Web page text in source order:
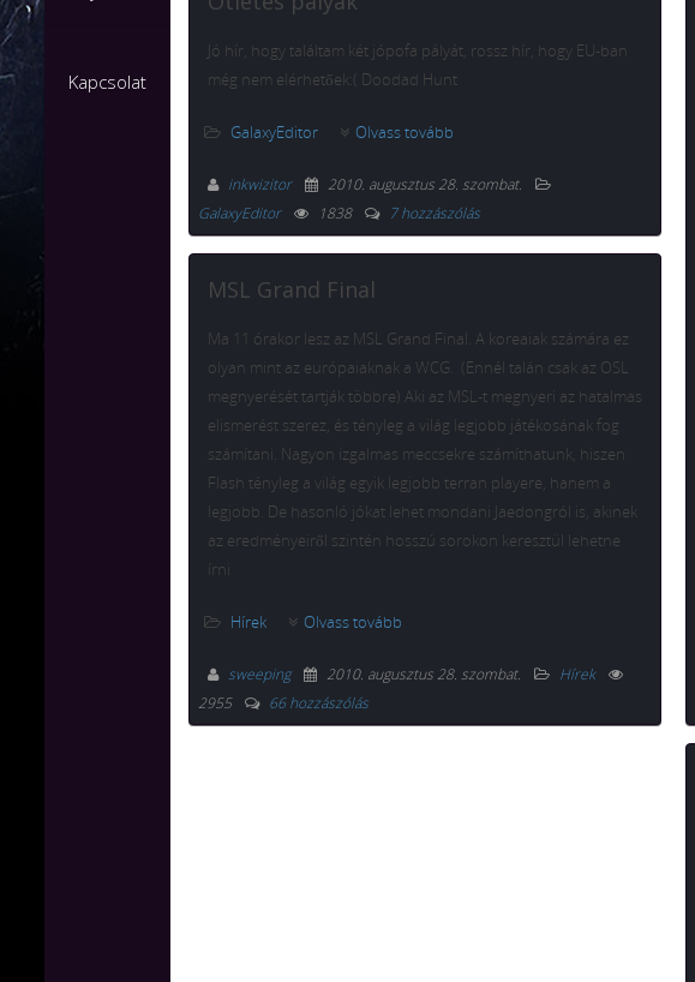
Kapcsolat
Jó hír, hogy találtam két jópofa pályát, rossz hír, hogy EU-ban
még nem elérhetőek:( Doodad Hunt
GalaxyEditor Olvass tovább
inkwizitor 2010. augusztus 28. szombat.
GalaxyEditor
1838 7 hozzászólás
MSL Grand Final
Ma 11 órakor lesz az MSL Grand Final. A koreaiak számára ez
olyan mint az európaiaknak a WCG. (Ennél talán csak az OSL
megnyerését tartják többre) Aki az MSL-t megnyeri az hatalmas
elismerést szerez, és tényleg a világ legjobb játékosának fog
számítani. Nagyon izgalmas meccsekre számíthatunk, hiszen
Flash tényleg a világ egyik legjobb terran playere, hanem a
legjobb. De hasonló jókat lehet mondani Jaedongról is, akinek
az eredményeiről szintén hosszú sorokon keresztül lehetne
írni
Hírek Olvass tovább
sweeping 2010. augusztus 28. szombat.
Hírek
2955
66 hozzászólás